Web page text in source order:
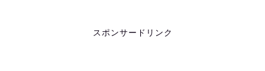
スポンサードリンク